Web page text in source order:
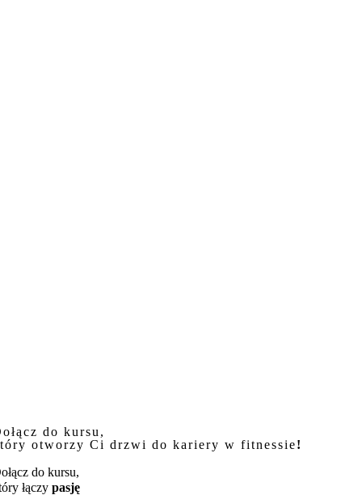
do kursu,
otworzy Ci drzwi do kariery w fitnessie!
do kursu,
łączypasję